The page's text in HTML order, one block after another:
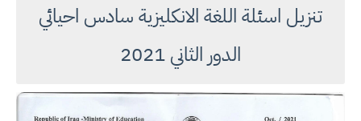
تنزيل اسئلة اللغة الانكليزية سادس احيائي
الدور الثاني 2021